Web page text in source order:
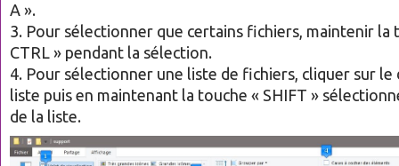
A ».
3. Pour sélectionner que certains fichiers, maintenir la
CTRL » pendant la sélection.
4. Pour sélectionner une liste de fichiers, cliquer sur le
liste puis en maintenant la touche « SHIFT »
de la liste.